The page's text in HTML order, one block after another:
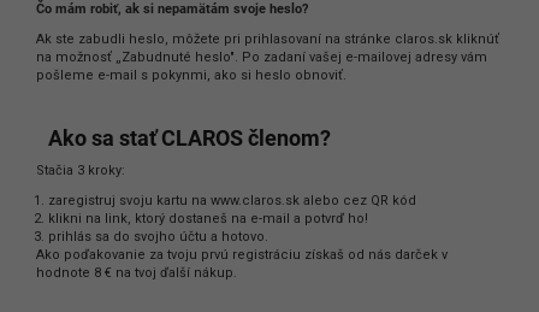
Čo mám robiť, ak si nepamätám svoje heslo?
Ak ste zabudli heslo, môžete pri prihlasovaní na stránke claros.sk kliknúť
na možnosť „Zabudnuté heslo". Po zadaní vašej e-mailovej adresy vám
pošleme e-mail s pokynmi, ako si heslo obnoviť.
Ako sa stať CLAROS členom?
Stačia 3 kroky:
zaregistruj svoju kartu na www.claros.sk alebo cez QR kód
klikni na link, ktorý dostaneš na e-mail a potvrď ho!
prihlás sa do svojho účtu a hotovo.
Ako poďakovanie za tvoju prvú registráciu získaš od nás darček v
hodnote 8 € na tvoj ďalší nákup.
o
m
e